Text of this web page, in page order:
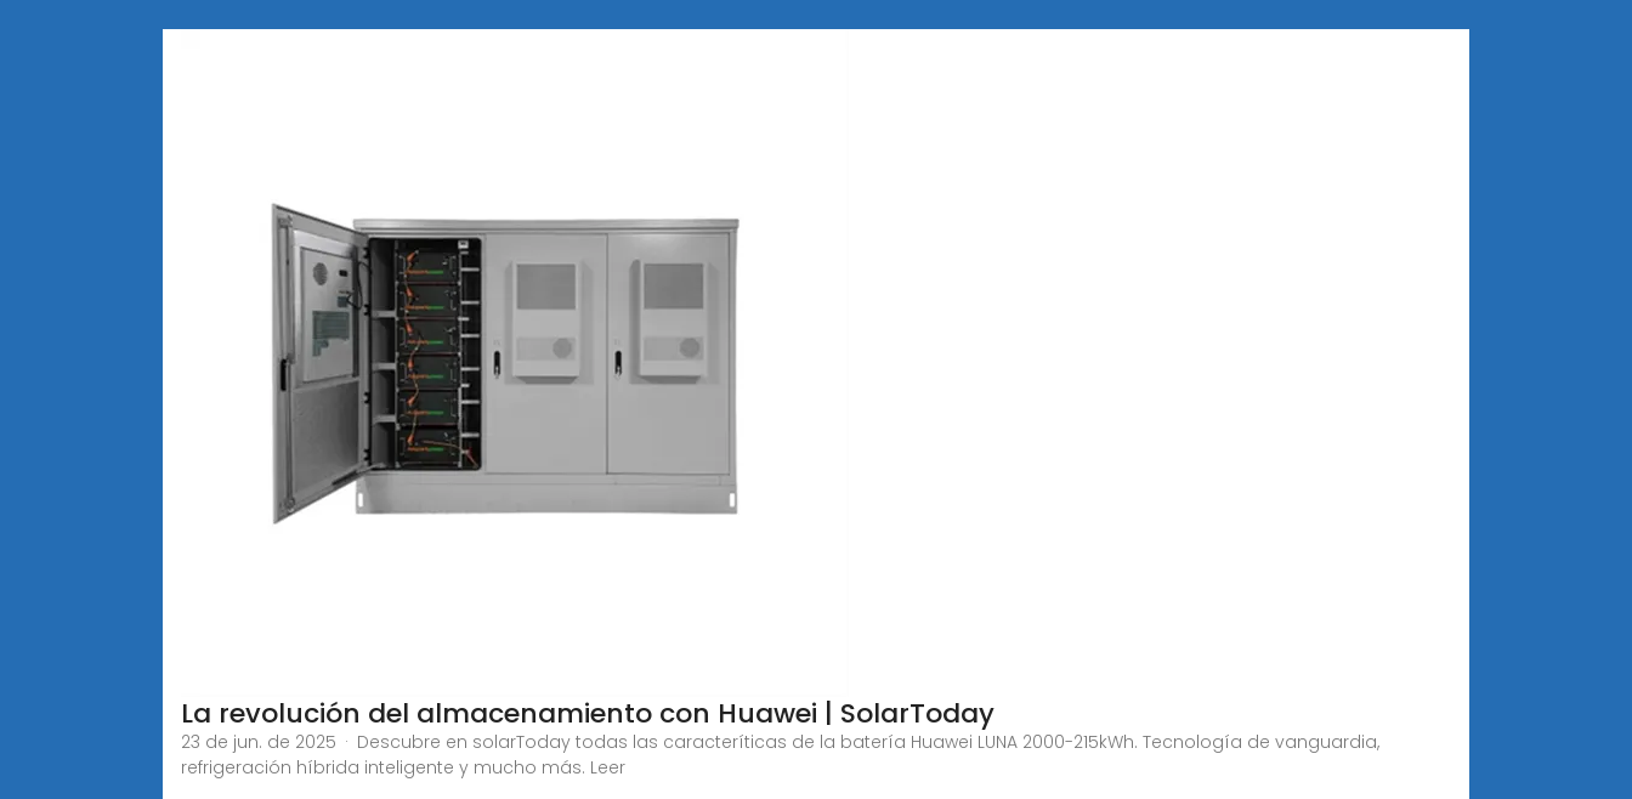
La revolución del almacenamiento con Huawei | SolarToday
23 de jun. de 2025 · Descubre en solarToday todas las caracteríticas de la batería Huawei LUNA 2000-215kWh. Tecnología de vanguardia,
refrigeración híbrida inteligente y mucho más. Leer